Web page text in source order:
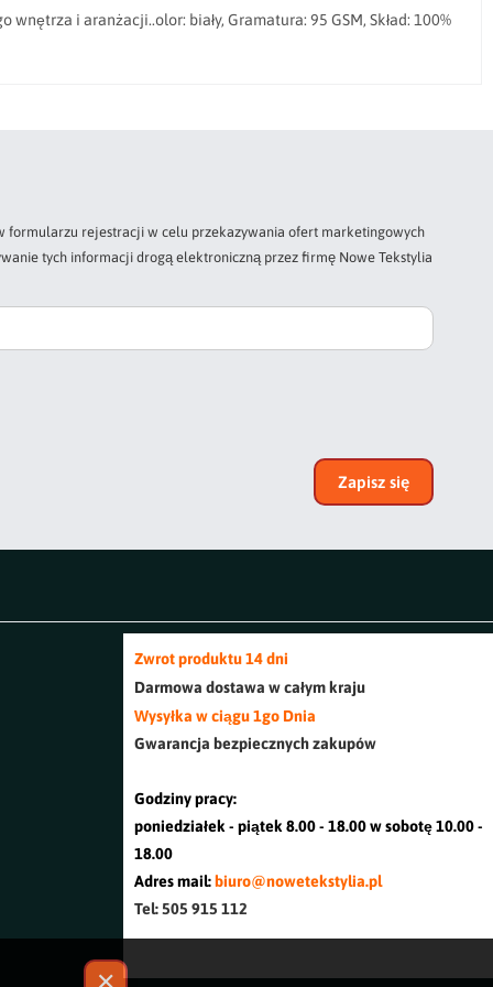
i aranżacji..olor: biały, Gramatura: 95 GSM, Skład: 100%
formularzu rejestracji w celu przekazywania ofert marketingowych
tych informacji drogą elektroniczną przez firmę Nowe Tekstylia
Zapisz się
Zwrot produktu 14 dni
Darmowa dostawa w całym kraju
Wysyłka w ciągu 1go Dnia
Gwarancja bezpiecznych zakupów
Godziny pracy:
poniedziałek - piątek 8.00 - 18.00 w sobotę 10.00 -
18.00
Adres mail: biuro@nowetekstylia.pl
Tel: 505 915 112